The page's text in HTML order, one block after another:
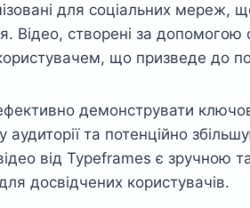
для соціальних мереж,
Відео, створені за допомогою
що призведе до
демонструвати
та потенційно
від Typeframes є зручною
досвідчених користувачів.